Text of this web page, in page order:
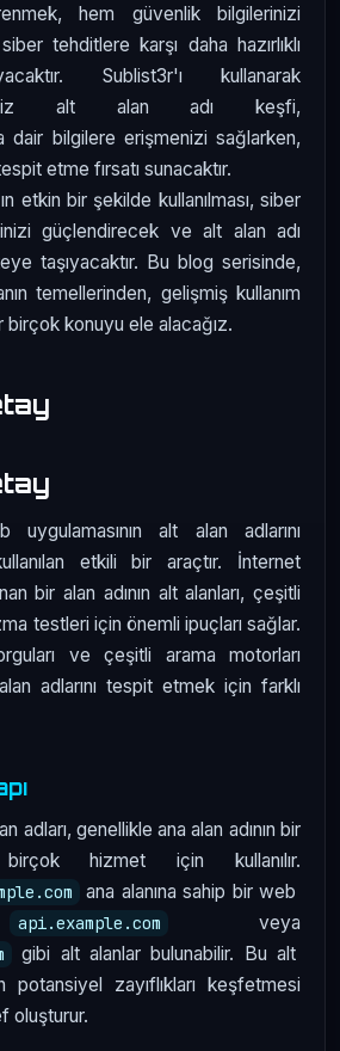
hem güvenlik bilgilerinizi
tehditlere karşı daha hazırlıklı
Sublist3r'ı kullanarak
alt alan adı keşfi,
dair bilgilere erişmenizi sağlarken,
etme fırsatı sunacaktır.
etkin bir şekilde kullanılması, siber
güçlendirecek ve alt alan adı
taşıyacaktır. Bu blog serisinde,
temellerinden, gelişmiş kullanım
birçok konuyu ele alacağız.
alt alan adlarını
etkili bir araçtır. İnternet
bir alan adının alt alanları, çeşitli
testleri için önemli ipuçları sağlar.
ve çeşitli arama motorları
adlarını tespit etmek için farklı
adları, genellikle ana alan adının bir
hizmet için kullanılır.
ana alanına sahip bir web
api.example.com veya
gibi alt alanlar bulunabilir. Bu alt
potansiyel zayıflıkları keşfetmesi
oluşturur.